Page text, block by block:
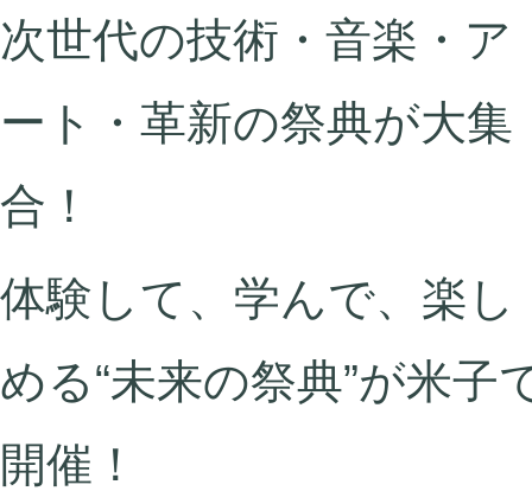
次世代の技術・音楽・ア
ート・革新の祭典が大集
合！
体験して、学んで、楽し
める“未来の祭典”が米子
開催！